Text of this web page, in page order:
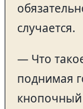
случается.
— Что
поднимая